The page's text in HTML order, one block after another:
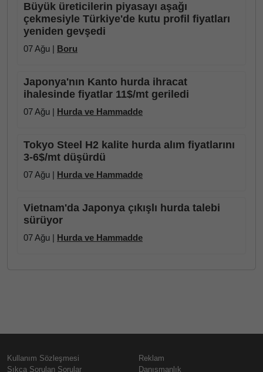
Büyük üreticilerin piyasayı aşağı
çekmesiyle Türkiye'de kutu profil fiyatları
yeniden gevşedi
07 Ağu | Boru
Japonya'nın Kanto hurda ihracat
ihalesinde fiyatlar 11$/mt geriledi
07 Ağu | Hurda ve Hammadde
Tokyo Steel H2 kalite hurda alım fiyatlarını
3-6$/mt düşürdü
07 Ağu | Hurda ve Hammadde
Vietnam'da Japonya çıkışlı hurda talebi
sürüyor
07 Ağu | Hurda ve Hammadde
Kullanım Sözleşmesi
Sıkça Sorulan Sorular
Reklam
Danışmanlık